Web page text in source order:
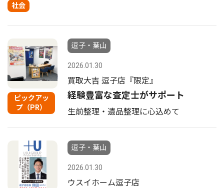
社会
ピックアッ
プ（PR）
逗子・葉山
2026.01.30
買取大吉 逗子店『限定』
経験豊富な査定士がサポート
生前整理・遺品整理に心込めて
逗子・葉山
2026.01.30
ウスイホーム逗子店